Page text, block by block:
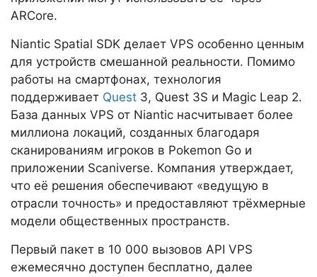
ARCore.
Niantic Spatial SDK делает VPS особенно ценным
для устройств смешанной реальности. Помимо
работы на смартфонах, технология
поддерживает Quest 3, Quest 3S и Magic Leap 2.
База данных VPS от Niantic насчитывает более
миллиона локаций, созданных благодаря
сканированиям игроков в Pokemon Go и
приложении Scaniverse. Компания утверждает,
что её решения обеспечивают «ведущую в
отрасли точность» и предоставляют трёхмерные
модели общественных пространств.
Первый пакет в 10 000 вызовов API VPS
ежемесячно доступен бесплатно, далее